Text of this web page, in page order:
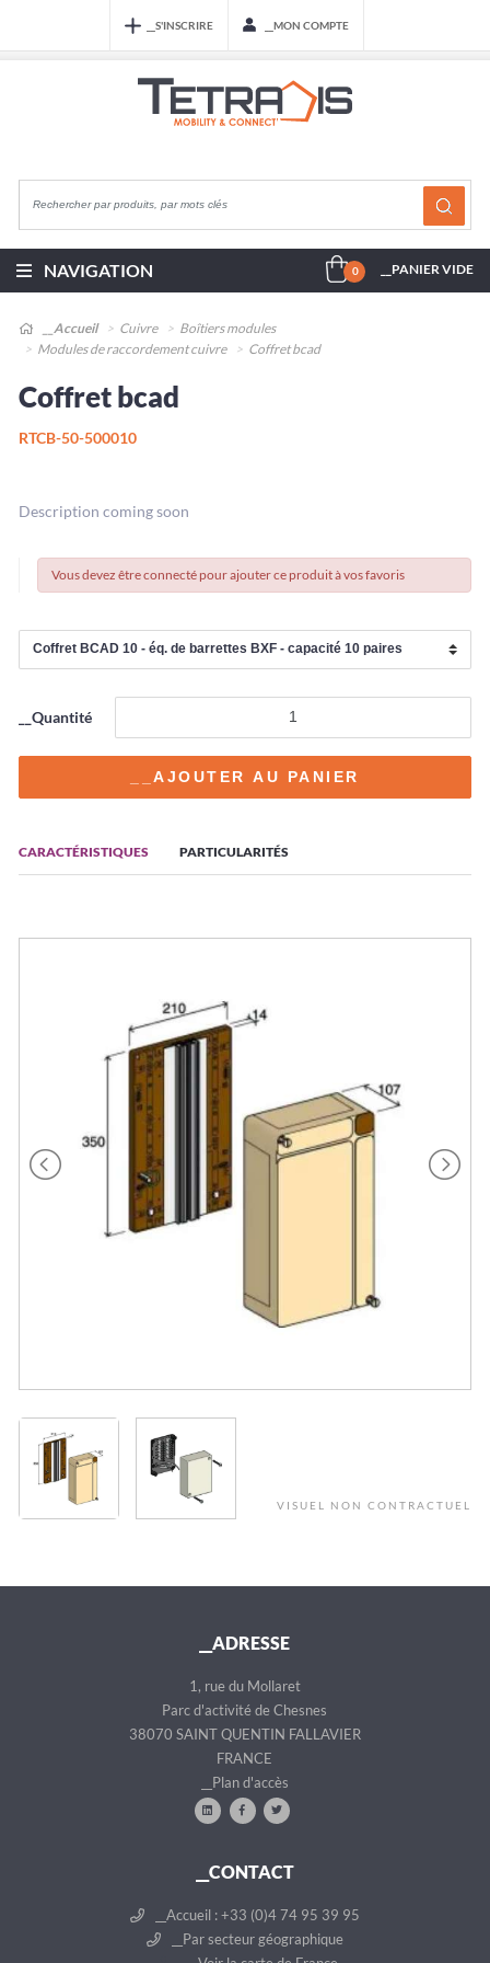
__S'INSCRIRE __MON COMPTE
NAVIGATION 0 __PANIER VIDE
__Accueil Cuivre
Boîtiers modules
Modules de raccordement cuivre
Coffret bcad
CARACTÉRISTIQUES PARTICULARITÉS
VISUEL NON CONTRACTUEL
Coffret bcad
RTCB-50-500010
Description coming soon
Vous devez être connecté pour ajouter ce produit à vos favoris
__Quantité
__ADRESSE
1, rue du Mollaret
Parc d'activité de Chesnes
38070 SAINT QUENTIN FALLAVIER
FRANCE
__Plan d'accès
__CONTACT
__Accueil : +33 (0)4 74 95 39 95
__Par secteur géographique